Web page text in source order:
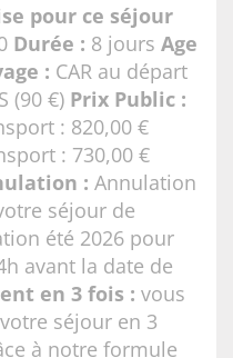
pour ce séjour
Durée : 8 joursAge
: CAR au départ
(90 €) Prix Public :
: 820,00 €
: 730,00 €
: Annulation
séjour de
été 2026 pour
avant la date de
en 3 fois : vous
séjour en 3
à notre formule